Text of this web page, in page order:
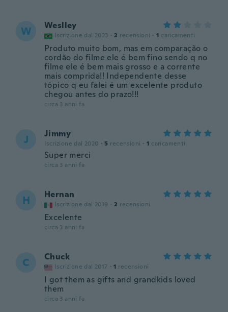
W Weslley
Iscrizione dal 2023 · 2 recensioni · 1 caricamenti
Produto muito bom, mas em comparação o
cordão do filme ele é bem fino sendo q no
filme ele é bem mais grosso e a corrente
mais comprida!! Independente desse
tópico q eu falei é um excelente produto
chegou antes do prazo!!!
circa 3 anni fa
J Jimmy
Iscrizione dal 2020 · 5 recensioni · 1 caricamenti
Super merci
circa 3 anni fa
H Hernan
Iscrizione dal 2019 · 2 recensioni
Excelente
circa 3 anni fa
C Chuck
Iscrizione dal 2017 · 1 recensioni
I got them as gifts and grandkids loved
them
circa 3 anni fa